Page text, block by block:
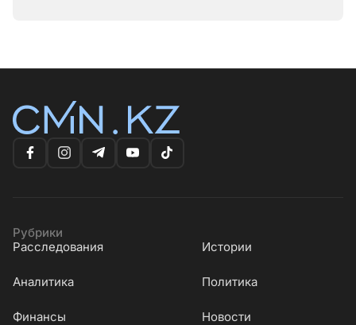
Рубрики
Расследования
Истории
Аналитика Политика
Финансы Новости